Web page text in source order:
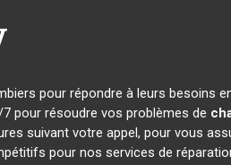
pour répondre à leurs besoins
pour résoudre vos problèmes de
suivant votre appel, pour vous
pour nos services de